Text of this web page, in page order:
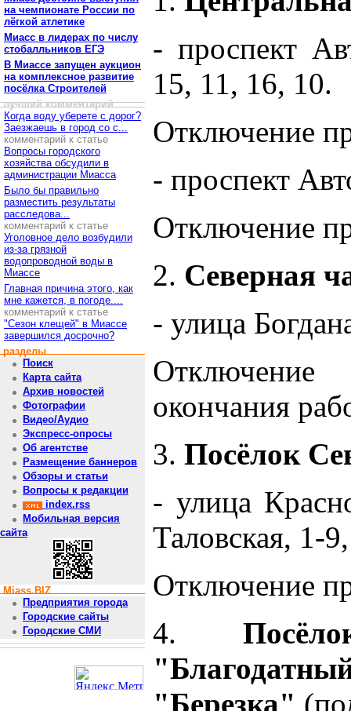
на чемпионате России по
лёгкой атлетике
Миасс в лидерах по числу
стобалльников ЕГЭ
В Миассе запущен аукцион
на комплексное развитие
посёлка Строителей
лучший комментарий
Когда воду уберете с дорог?
Заезжаешь в город со с...
комментарий к статье
Вопросы городского
хозяйства обсудили в
администрации Миасса
Было бы правильно
разместить результаты
расследова...
комментарий к статье
Уголовное дело возбудили
из-за грязной
водопроводной воды в
Миассе
Главная причина этого, как
мне кажется, в погоде....
комментарий к статье
"Сезон клещей" в Миассе
завершился досрочно?
разделы
Поиск
Карта сайта
Архив новостей
Фотографии
Видео/Аудио
Экспресс-опросы
Об агентстве
Размещение баннеров
Обзоры и статьи
Вопросы к редакции
index.rss
Мобильная версия
сайта
Miass.BIZ
Предприятия города
Городские сайты
Городские СМИ
- проспект
15, 11, 16, 10.
Отключение
- проспект
Отключение
2. Северная
- улица
окончания
3. Посёлок
- улица
Таловская, 1-
Отключение
4.
"Березка"